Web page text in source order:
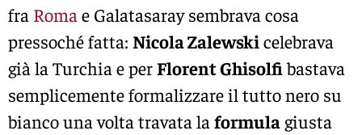
fra Roma e Galatasaray sembrava cosa
pressoché fatta: Nicola Zalewskicelebrava
già la Turchia e perFlorent Ghisolfibastava
semplicemente formalizzare il tutto nero su
bianco una volta travata la formulagiusta